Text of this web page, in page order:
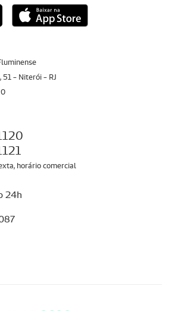
51 - Niterói - RJ
horário comercial
24h